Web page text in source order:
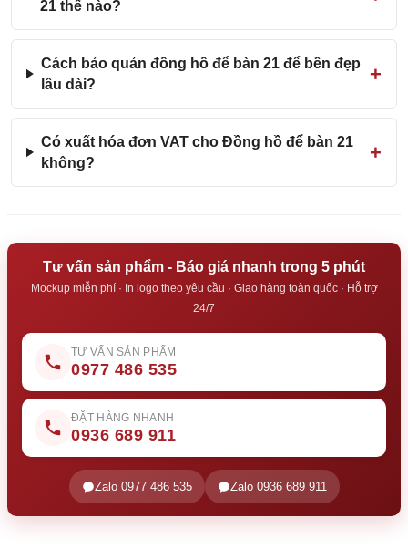
21 thế nào?
Cách bảo quản đồng hồ để bàn 21 để bền đẹp
lâu dài?
Có xuất hóa đơn VAT cho Đồng hồ để bàn 21
không?
Tư vấn sản phẩm - Báo giá nhanh trong 5 phút
Mockup miễn phí · In logo theo yêu cầu · Giao hàng toàn quốc · Hỗ trợ
24/7
TƯ VẤN SẢN PHẨM
0977 486 535
ĐẶT HÀNG NHANH
0936 689 911
Zalo 0977 486 535 Zalo 0936 689 911